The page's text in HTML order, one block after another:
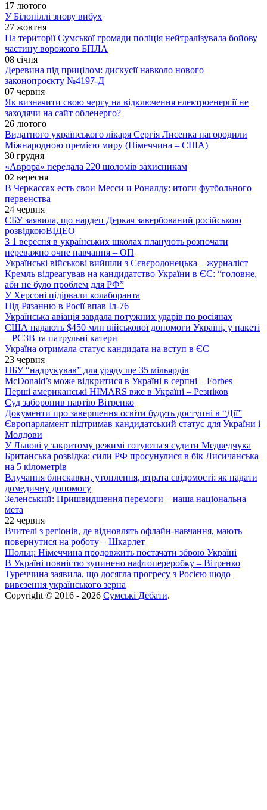
17 лютого
У Білопіллі знову вибух
27 жовтня
На території Сумської громади поліція нейтралізувала бойову
частину ворожого БПЛА
08 січня
Деревина під прицілом: дискусії навколо нового
законопроєкту №4197-Д
07 червня
Як визначити свою чергу на відключення електроенергії не
заходячи на сайт обленерго?
26 лютого
Видатного українського лікаря Сергія Лисенка нагородили
Міжнародною премією миру (Німеччина – США)
30 грудня
«Аврора» передала 220 шоломів захисникам
02 вересня
В Черкассах есть свои Месси и Роналду: итоги футбольного
первенства
24 червня
СБУ заявила, що нардеп Деркач завербований російською
розвідкоюВІДЕО
З 1 вересня в українських школах планують розпочати
переважно очне навчання – ОП
Українські військові вийшли з Сєвєродонецька – журналіст
Кремль відреагував на кандидатство України в ЄС: “головне,
аби не було проблем для РФ”
У Херсоні підірвали колаборанта
Під Рязанню в Росії впав Іл-76
Українська авіація завдала потужних ударів по росіянах
США надають $450 млн військової допомоги Україні, у пакеті
– РСЗВ та патрульні катери
Україна отримала статус кандидата на вступ в ЄС
23 червня
НБУ “надрукував” для уряду ще 35 мільярдів
McDonald’s може відкритися в Україні в серпні – Forbes
Перші американські HIMARS вже в Україні – Резніков
Суд заборонив партію Вітренко
Документи про завершення освіти будуть доступні в “Дії”
Європарламент підтримав кандидатський статус для України і
Молдови
У Львові у закритому режимі готуються судити Медведчука
Британська розвідка: сили РФ просунулися в бік Лисичанська
на 5 кілометрів
Влучання блискавки, утоплення, втрата свідомості: як надати
домедичну допомогу
Зеленський: Пришвидшення перемоги – наша національна
мета
22 червня
Вчителі з регіонів, де відновлять офлайн-навчання, мають
повернутися на роботу – Шкарлет
Шольц: Німеччина продовжить постачати зброю Україні
В Україні повністю зупинено нафтопереробку – Вітренко
Туреччина заявила, що досягла прогресу з Росією щодо
вивезення українського зерна
Copyright © 2016 - 2026 Сумські Дебати.